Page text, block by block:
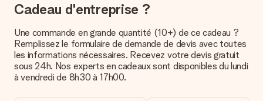
Quel est le délai de livraison ? Quand est-ce que mon
cadeau sera livré ?
Le délai de livraison est indiqué sur la page du produit choisi.
Quelles sont les options de livraison ?
Pour l’instant, il n’est pas (encore) possible de choisir une
option de livraison. Le cadeau commandé vous est envoyé par
la poste ou par transporteur. Si vous voulez savoir de quelle
manière votre paquet vous sera livré, merci de bien vouloir
Cadeau d'entreprise ?
Une commande en grande quantité (10+) de ce cadeau ?
Remplissez le formulaire de demande de devis avec toutes
les informations nécessaires. Recevez votre devis gratuit
sous 24h. Nos experts en cadeaux sont disponibles du lundi
à vendredi de 8h30 à 17h00.